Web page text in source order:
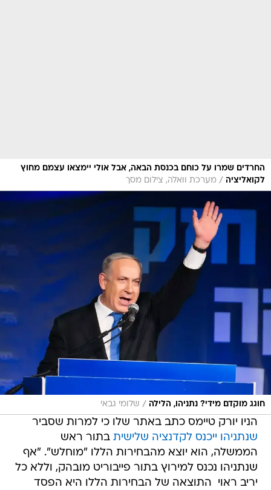
החרדים שמרו על כוחם בכנסת הבאה, אבל אולי יימצאו עצמם מחוץ
לקואליציה / מערכת וואלה, צילום מסך
חוגג מוקדם מידי? נתניהו, הלילה / שלומי גבאי
הניו יורק טיימס כתב באתר שלו כי למרות שסביר
שנתניהו ייכנס לקדנציה שלישית בתור ראש
הממשלה, הוא יוצא מהבחירות הללו "מוחלש". "אף
שנתניהו נכנס למירוץ בתור פייבוריט מובהק, וללא כל
יריב ראוי  התוצאה של הבחירות הללו היא הפסד